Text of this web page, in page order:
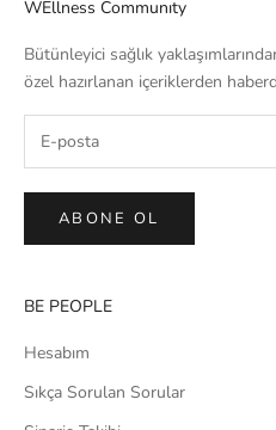
WEllness Communıty
Bütünleyici sağlık
özel hazırlanan içeriklerden
ABONE OL
BE PEOPLE
Hesabım
Sıkça Sorulan Sorular